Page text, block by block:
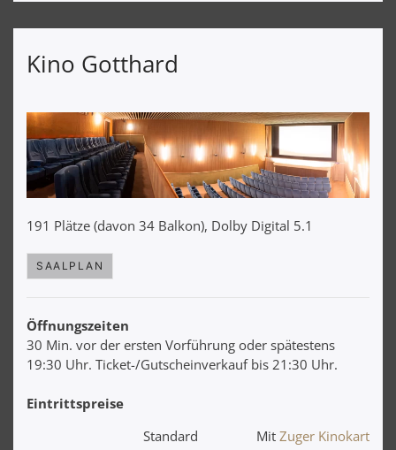
Kino Gotthard
191 Plätze (davon 34 Balkon), Dolby Digital 5.1
SAALPLAN
Öffnungszeiten
30 Min. vor der ersten Vorführung oder spätestens
19:30 Uhr. Ticket-/Gutscheinverkauf bis 21:30 Uhr.
Eintrittspreise
Standard
Mit Zuger Kinokarte